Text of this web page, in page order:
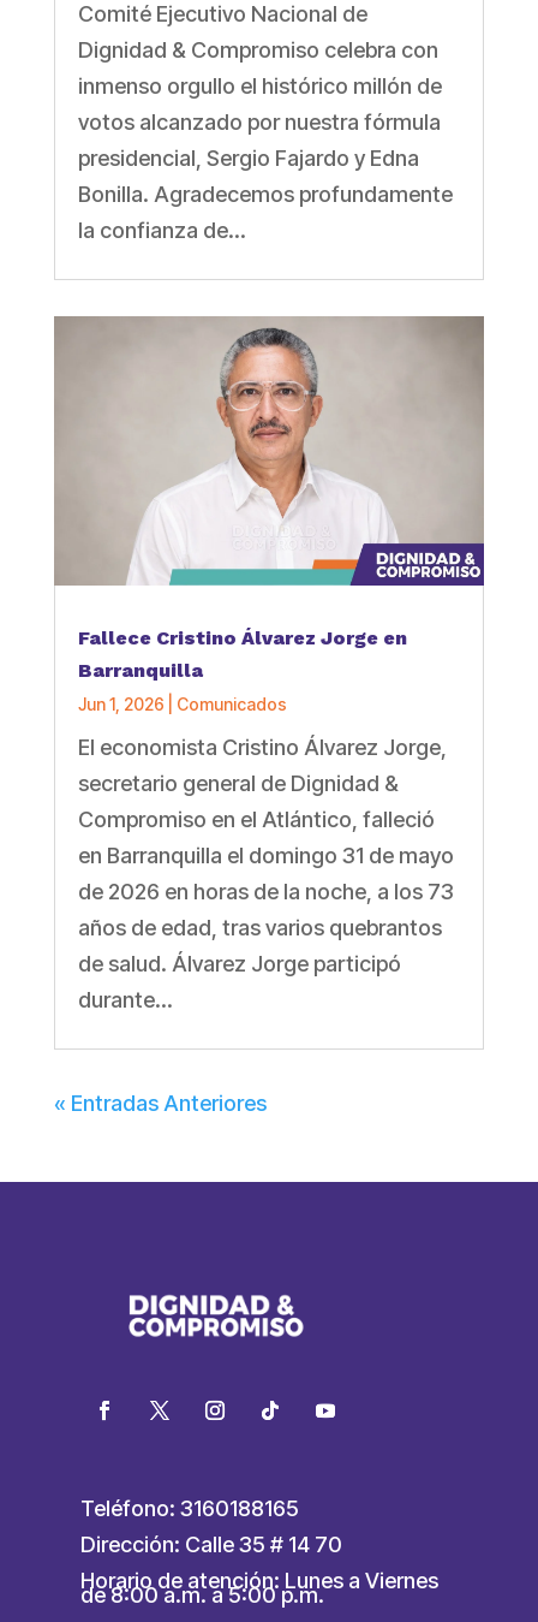
Comité Ejecutivo Nacional de
Dignidad & Compromiso celebra con
inmenso orgullo el histórico millón de
votos alcanzado por nuestra fórmula
presidencial, Sergio Fajardo y Edna
Bonilla. Agradecemos profundamente
la confianza de...
Fallece Cristino Álvarez Jorge en
Barranquilla
Jun 1, 2026 Comunicados
El economista Cristino Álvarez Jorge,
secretario general de Dignidad &
Compromiso en el Atlántico, falleció
en Barranquilla el domingo 31 de mayo
de 2026 en horas de la noche, a los 73
años de edad, tras varios quebrantos
de salud. Álvarez Jorge participó
durante...
« Entradas Anteriores
Teléfono: 3160188165
Dirección: Calle 35 # 14 70
Horario de atención: Lunes a Viernes
de 8:00 a.m. a 5:00 p.m.